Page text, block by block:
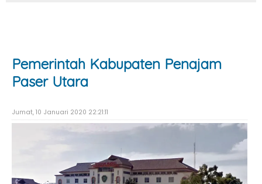
Pemerintah Kabupaten Penajam
Paser Utara
Jumat, 10 Januari 2020 22:21:11